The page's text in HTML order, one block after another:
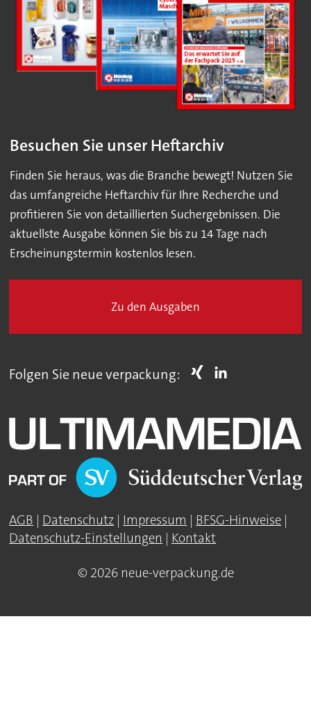
Besuchen Sie unser Heftarchiv
Finden Sie heraus, was die Branche bewegt! Nutzen Sie
das umfangreiche Heftarchiv für Ihre Recherche und
profitieren Sie von detaillierten Suchergebnissen. Die
aktuellste Ausgabe können Sie bis zu 14 Tage nach
Erscheinungstermin kostenlos lesen.
Zu den Ausgaben
Folgen Sie neue verpackung:
AGB | Datenschutz | Impressum | BFSG-Hinweise |
Datenschutz-Einstellungen | Kontakt
© 2026 neue-verpackung.de